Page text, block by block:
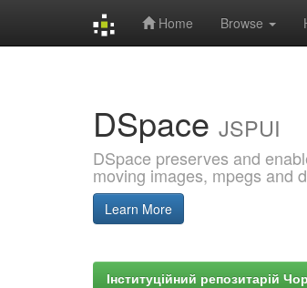
Home Browse
DSpace JSPUI
DSpace preserves and
moving images, mpegs and
Learn More
Інституційний репозитарій